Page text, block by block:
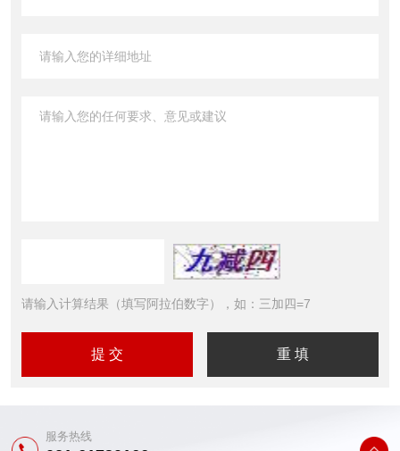
请输入计算结果（填写阿拉伯数字），如：三加四=7
服务热线